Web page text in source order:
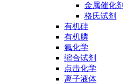
金属催化剂
格氏试剂
有机硅
有机膦
氟化学
缩合试剂
点击化学
离子液体